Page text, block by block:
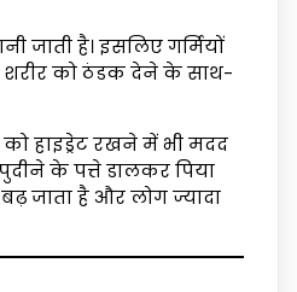
जाती है। इसलिए गर्मियों
शरीर को ठंडक देने के साथ-
हाइड्रेट रखने में भी मदद
के पत्ते डालकर पिया
जाता है और लोग ज्यादा